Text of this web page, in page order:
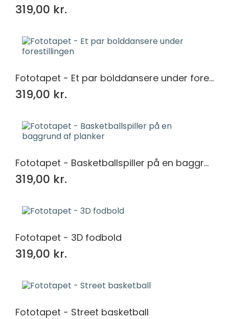
319,00 kr.
Fototapet - Et par bolddansere under forestillingen
319,00 kr.
Fototapet - Basketballspiller på en baggrund af planker
319,00 kr.
Fototapet - 3D fodbold
319,00 kr.
Fototapet - Street basketball